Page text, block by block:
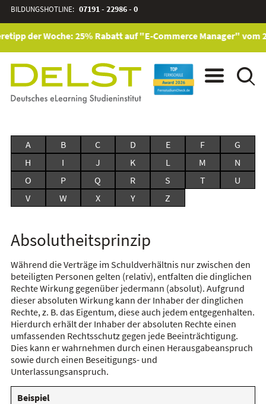
BILDUNGSHOTLINE: 07191 - 22986 - 0
der Woche: 25% Rabatt auf "E-Commerce Manager" vom
A B C D E F
G
H
I J K L M
N
O
P Q R S T
U
V
W X Y Z
Absolutheitsprinzip
Während die Verträge im Schuldverhältnis nur zwischen den
beteiligten Personen gelten (relativ), entfalten die dinglichen
Rechte Wirkung gegenüber jedermann (absolut). Aufgrund
dieser absoluten Wirkung kann der Inhaber der dinglichen
Rechte, z. B. das Eigentum, diese auch jedem entgegenhalten.
Hierdurch erhält der Inhaber der absoluten Rechte einen
umfassenden Rechtsschutz gegen jede Beeinträchtigung.
Dies kann er wahrnehmen durch einen Herausgabeanspruch
sowie durch einen Beseitigungs- und
Unterlassungsanspruch.
Beispiel